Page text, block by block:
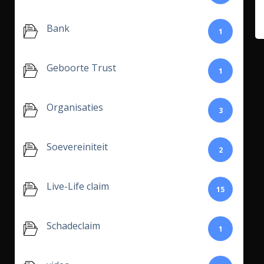
Bank 1
Geboorte Trust 1
Organisaties 3
Soevereiniteit 2
Live-Life claim 15
Schadeclaim 1